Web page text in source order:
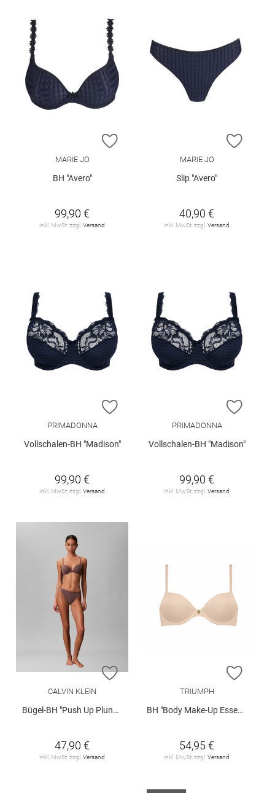
ZUR WUNSCHLISTE HINZUFÜGEN
MARIE JO
BH "Avero"
99,90 €
inkl. MwSt. zzgl.Versand
ZUR
MARIE JO
Slip "Avero"
40,90 €
inkl. MwSt. zzgl.Versand
ZUR WUNSCHLISTE HINZUFÜGEN
PRIMADONNA
Vollschalen-BH "Madison"
99,90 €
inkl. MwSt. zzgl.Versand
ZUR
PRIMADONNA
Vollschalen-BH "Madison"
99,90 €
inkl. MwSt. zzgl.Versand
ZUR WUNSCHLISTE HINZUFÜGEN
CALVIN KLEIN
Bügel-BH "Push Up Plunge"
47,90 €
inkl. MwSt. zzgl. Versand
ZUR
TRIUMPH
BH "Body Make-Up Essent"
54,95 €
inkl. MwSt. zzgl. Versand